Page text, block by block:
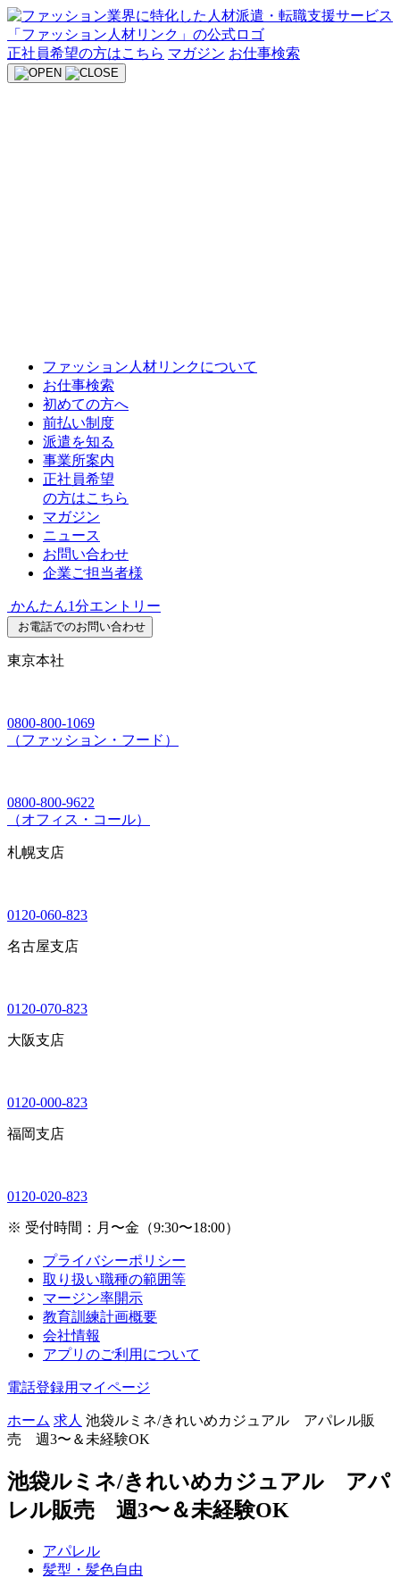
Skip
to
content
正社員希望の方はこちら マガジン お仕事検索
ファッション人材リンクについて
お仕事検索
初めての方へ
前払い制度
派遣を知る
事業所案内
正社員希望
の方はこちら
マガジン
ニュース
お問い合わせ
企業ご担当者様
かんたん1分エントリー
お電話でのお問い合わせ
東京本社
0800-800-1069
（ファッション・フード）
0800-800-9622
（オフィス・コール）
札幌支店
0120-060-823
名古屋支店
0120-070-823
大阪支店
0120-000-823
福岡支店
0120-020-823
※ 受付時間：月〜金（9:30〜18:00）
プライバシーポリシー
取り扱い職種の範囲等
マージン率開示
教育訓練計画概要
会社情報
アプリのご利用について
電話登録用マイページ
ホーム 求人 池袋ルミネ/きれいめカジュアル アパレル販
売 週3〜＆未経験OK
池袋ルミネ/きれいめカジュアル アパ
レル販売 週3〜＆未経験OK
アパレル
髪型・髪色自由